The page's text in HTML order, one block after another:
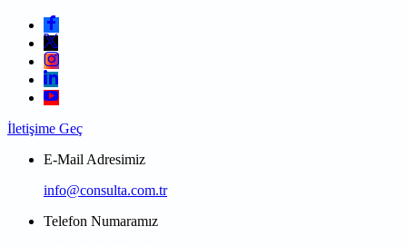
İletişime Geç
E-Mail Adresimiz
info@consulta.com.tr
Telefon Numaramız